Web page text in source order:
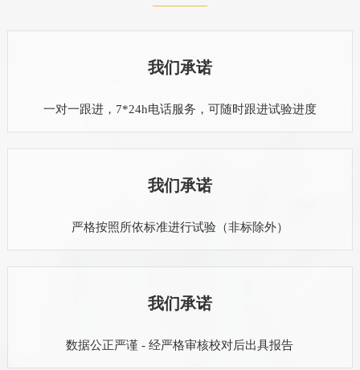
我们承诺
一对一跟进，7*24h电话服务，可随时跟进试验进度
我们承诺
严格按照所依标准进行试验（非标除外）
我们承诺
数据公正严谨 - 经严格审核校对后出具报告